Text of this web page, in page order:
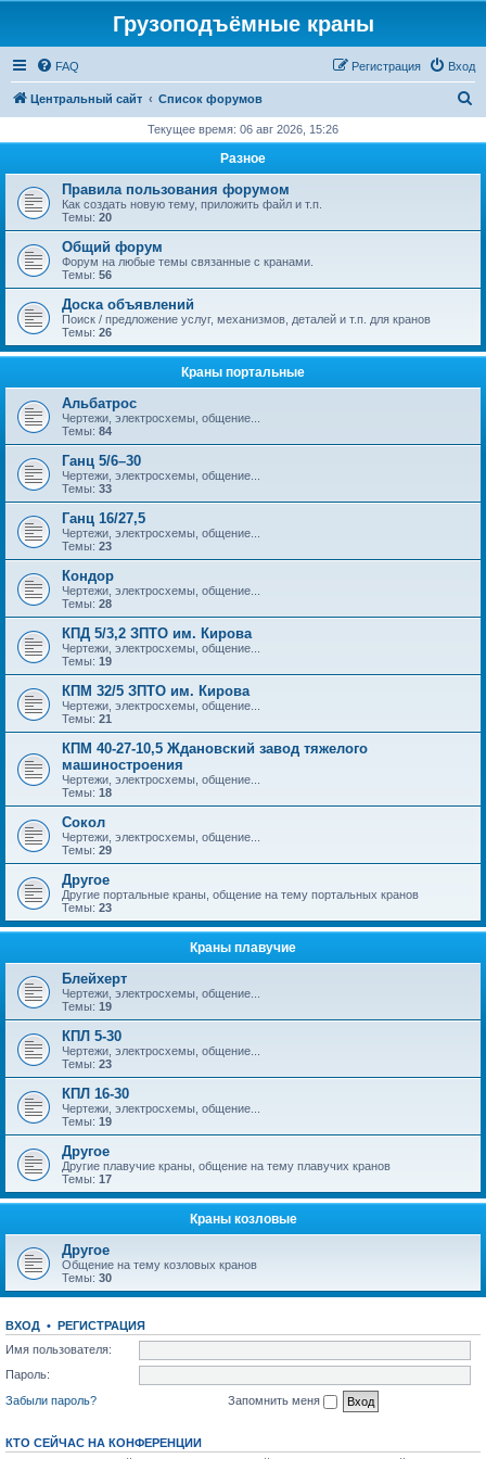
Грузоподъёмные краны
FAQ Вход
Регистрация
Центральный сайт Список форумов
с
Текущее время: 06 авг 2026, 15:26
Разное
Правила пользования форумом
Как создать новую тему, приложить файл и т.п.
Темы: 20
Общий форум
Форум на любые темы связанные с кранами.
Темы: 56
Доска объявлений
Поиск / предложение услуг, механизмов, деталей и т.п. для кранов
Темы: 26
Краны портальные
Альбатрос
Чертежи, электросхемы, общение...
Темы: 84
Ганц 5/6–30
Чертежи, электросхемы, общение...
Темы: 33
Ганц 16/27,5
Чертежи, электросхемы, общение...
Темы: 23
Кондор
Чертежи, электросхемы, общение...
Темы: 28
КПД 5/3,2 ЗПТО им. Кирова
Чертежи, электросхемы, общение...
Темы: 19
КПМ 32/5 ЗПТО им. Кирова
Чертежи, электросхемы, общение...
Темы: 21
КПМ 40-27-10,5 Ждановский завод тяжелого
машиностроения
Чертежи, электросхемы, общение...
Темы: 18
Сокол
Чертежи, электросхемы, общение...
Темы: 29
Другое
Другие портальные краны, общение на тему портальных кранов
Темы: 23
Краны плавучие
Блейхерт
Чертежи, электросхемы, общение...
Темы: 19
КПЛ 5-30
Чертежи, электросхемы, общение...
Темы: 23
КПЛ 16-30
Чертежи, электросхемы, общение...
Темы: 19
Другое
Другие плавучие краны, общение на тему плавучих кранов
Темы: 17
Краны козловые
Другое
Общение на тему козловых кранов
Темы: 30
ВХОД • РЕГИСТРАЦИЯ
Имя пользователя:
Пароль:
Забыли пароль?
Запомнить меня
КТО СЕЙЧАС НА КОНФЕРЕНЦИИ